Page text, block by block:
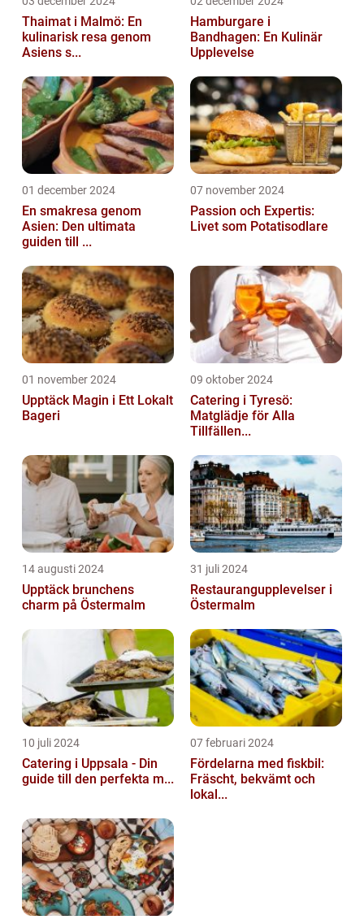
Thaimat i Malmö: En
kulinarisk resa genom
Asiens s...
Hamburgare i
Bandhagen: En Kulinär
Upplevelse
01 december 2024
En smakresa genom
Asien: Den ultimata
guiden till ...
07 november 2024
Passion och Expertis:
Livet som Potatisodlare
01 november 2024
Upptäck Magin i Ett Lokalt
Bageri
09 oktober 2024
Catering i Tyresö:
Matglädje för Alla
Tillfällen...
14 augusti 2024
Upptäck brunchens
charm på Östermalm
31 juli 2024
Restaurangupplevelser i
Östermalm
10 juli 2024
Catering i Uppsala - Din
guide till den perfekta m...
07 februari 2024
Fördelarna med fiskbil:
Fräscht, bekvämt och
lokal...